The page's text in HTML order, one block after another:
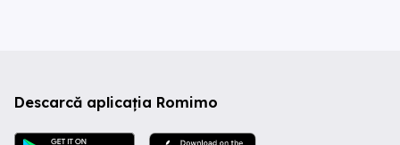
Descarcă aplicația Romimo